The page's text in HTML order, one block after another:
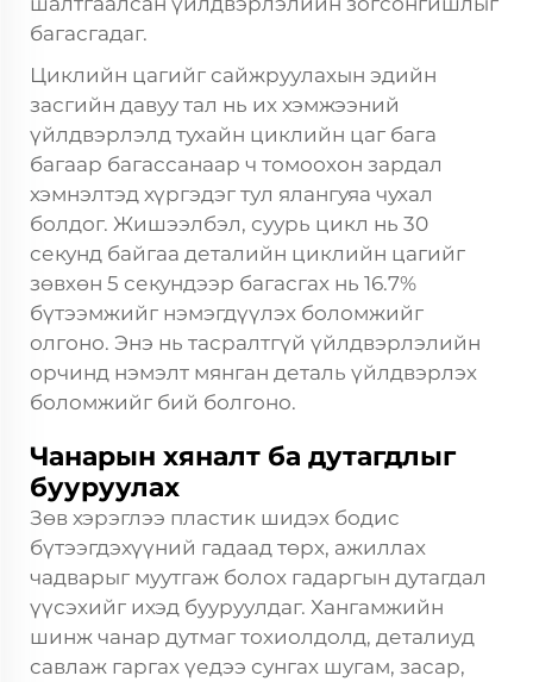
багасгадаг.
Циклийн цагийг сайжруулахын эдийн
засгийн давуу тал нь их хэмжээний
үйлдвэрлэлд тухайн циклийн цаг бага
багаар багассанаар ч томоохон зардал
хэмнэлтэд хүргэдэг тул ялангуяа чухал
болдог. Жишээлбэл, суурь цикл нь 30
секунд байгаа деталийн циклийн цагийг
зөвхөн 5 секундээр багасгах нь 16.7%
бүтээмжийг нэмэгдүүлэх боломжийг
олгоно. Энэ нь тасралтгүй үйлдвэрлэлийн
орчинд нэмэлт мянган деталь үйлдвэрлэх
боломжийг бий болгоно.
Чанарын хяналт ба дутагдлыг
бууруулах
Зөв хэрэглээ пластик шидэх бодис
бүтээгдэхүүний гадаад төрх, ажиллах
чадварыг муутгаж болох гадаргын дутагдал
үүсэхийг ихэд бууруулдаг. Хангамжийн
шинж чанар дутмаг тохиолдолд, деталиуд
савлаж гаргах үедээ сунгах шугам, засар,